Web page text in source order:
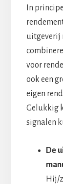
In
uitgeverij
voor
ook een
eigen
Gelukkig
signalen
De
Hij/